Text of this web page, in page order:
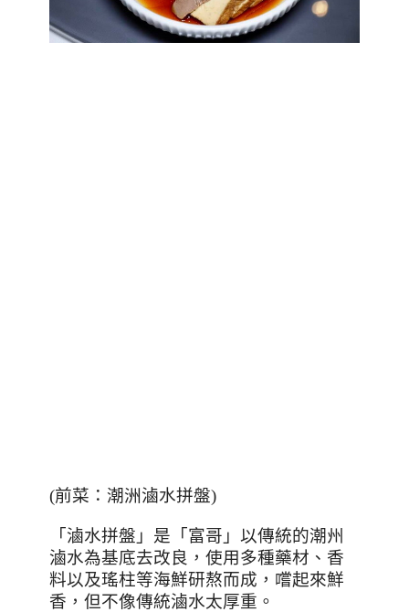
(前菜：潮洲滷水拼盤)
「滷水拼盤」是「富哥」以傳統的潮州
滷水為基底去改良，使用多種藥材、香
料以及瑤柱等海鮮研熬而成，嚐起來鮮
香，但不像傳統滷水太厚重。